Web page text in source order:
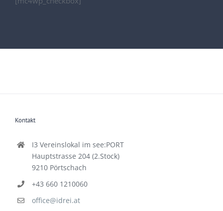
Kontakt
I3 Vereinslokal im see:PORT
Hauptstrasse 204 (2.Stock)
9210 Pörtschach
+43 660 1210060
office@idrei.at